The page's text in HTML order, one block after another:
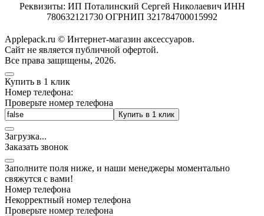
Реквизиты: ИП Поталинский Сергей Николаевич ИНН
780632121730 ОГРНИП 321784700015992
Applepack.ru © Интернет-магазин аксессуаров.
Cайт не является публичной офертой.
Все права защищены, 2026.
Купить в 1 клик
Номер телефона:
Проверьте номер телефона
Купить в 1 клик
Загрузка...
Заказать звонок
Заполните поля ниже, и наши менеджеры моментально
свяжутся с вами!
Номер телефона
Некорректный номер телефона
Проверьте номер телефона